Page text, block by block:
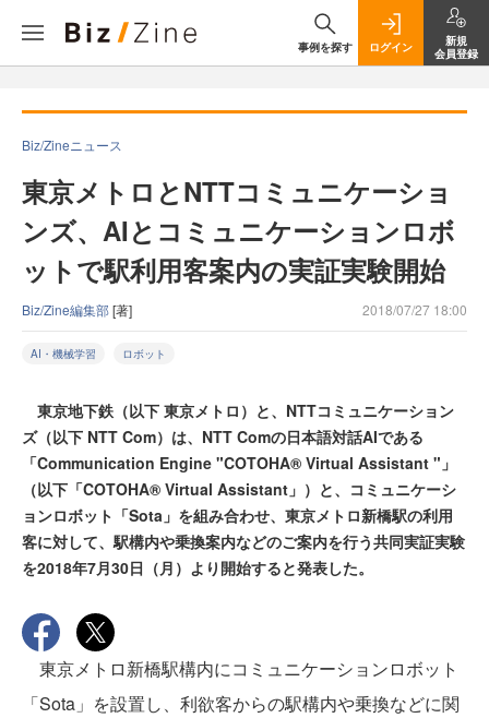
事例を探す ログイン
新規
会員登録
Biz/Zineニュース
東京メトロとNTTコミュニケーショ
ンズ、AIとコミュニケーションロボ
ットで駅利用客案内の実証実験開始
Biz/Zine編集部[著] 2018/07/27 18:00
AI・機械学習 ロボット
東京地下鉄（以下 東京メトロ）と、NTTコミュニケーション
ズ（以下 NTT Com）は、NTT Comの日本語対話AIである
「Communication Engine "COTOHA® Virtual Assistant "」
（以下「COTOHA® Virtual Assistant」）と、コミュニケーシ
ョンロボット「Sota」を組み合わせ、東京メトロ新橋駅の利用
客に対して、駅構内や乗換案内などのご案内を行う共同実証実験
を2018年7月30日（月）より開始すると発表した。
東京メトロ新橋駅構内にコミュニケーションロボット
「Sota」を設置し、利欲客からの駅構内や乗換などに関